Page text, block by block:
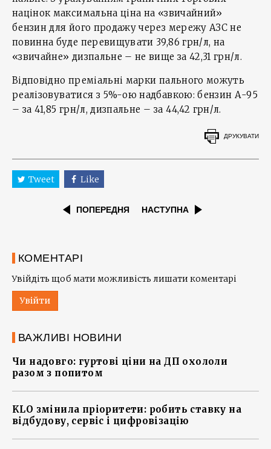
націнок максимальна ціна на «звичайний»
бензин для його продажу через мережу АЗС не
повинна буде перевищувати 39,86 грн/л, на
«звичайне» дизпальне – не вище за 42,31 грн/л.
Відповідно преміальні марки пального можуть
реалізовуватися з 5%-ою надбавкою: бензин А-95
– за 41,85 грн/л, дизпальне – за 44,42 грн/л.
ДРУКУВАТИ
Tweet Like
ПОПЕРЕДНЯ НАСТУПНА
КОМЕНТАРІ
Увійдіть щоб мати можливість лишати коментарі
Увійти
ВАЖЛИВІ НОВИНИ
Чи надовго: гуртові ціни на ДП охололи
разом з попитом
KLO змінила пріоритети: робить ставку на
відбудову, сервіс і цифровізацію